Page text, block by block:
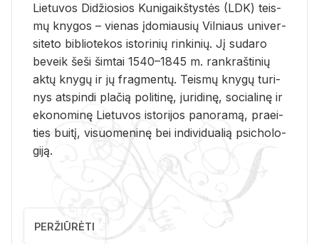
Lie­tu­vos Di­džio­sios Ku­ni­gaikš­tys­tės (LDK) teis­
mų kny­gos – vie­nas įdo­miau­sių Vil­niaus uni­ver­
si­te­to bi­b­lio­te­kos is­to­ri­nių rin­ki­nių. Jį su­da­ro
be­veik šeši šim­tai 1540–1845 m. rank­raš­ti­nių
aktų kny­gų ir jų frag­men­tų. Teis­mų kny­gų tu­ri­
nys at­spin­di pla­čią po­li­ti­nę, ju­ri­di­nę, so­cia­li­nę ir
eko­no­mi­nę Lie­tu­vos is­to­ri­jos pa­no­ra­mą, pra­ei­
ties bui­tį, vi­suo­me­ni­nę bei in­di­vi­dua­lią psi­cho­lo­
gi­ją.
PERŽIŪRĖTI